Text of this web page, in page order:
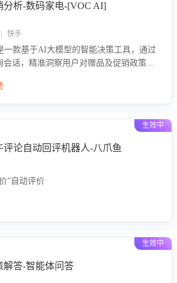
分析-数码家电-[VOC AI]
快手
一款基于AI大模型的智能决策工具，通过
会话，精准洞察用户对赠品及促销政策的
化赠品组合策略，优化资源投放并淘汰
生效中
评论自动回评机器人-八爪鱼
”自动评价
生效中
解答-智能体问答